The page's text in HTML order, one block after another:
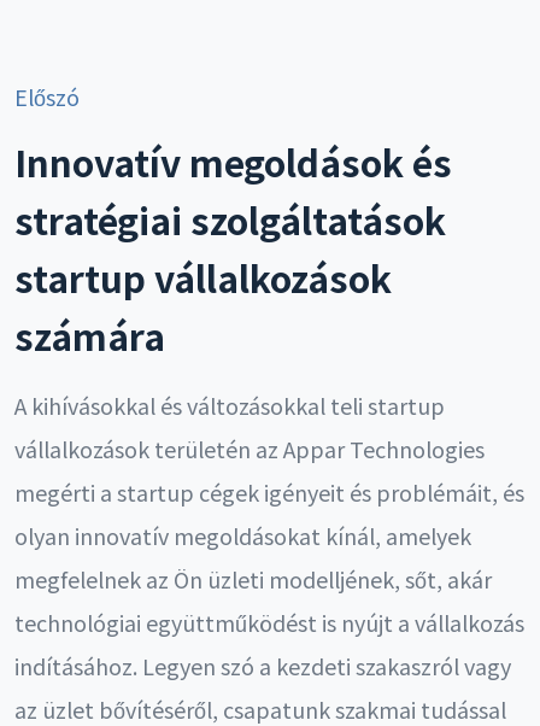
Előszó
Innovatív megoldások és
stratégiai szolgáltatások
startup vállalkozások
számára
A kihívásokkal és változásokkal teli startup
vállalkozások területén az Appar Technologies
megérti a startup cégek igényeit és problémáit, és
olyan innovatív megoldásokat kínál, amelyek
megfelelnek az Ön üzleti modelljének, sőt, akár
technológiai együttműködést is nyújt a vállalkozás
indításához. Legyen szó a kezdeti szakaszról vagy
az üzlet bővítéséről, csapatunk szakmai tudással